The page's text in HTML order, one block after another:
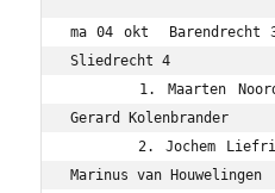
ma 04 okt
Sliedrecht 4
Gerard Kolenbrander
Marinus van